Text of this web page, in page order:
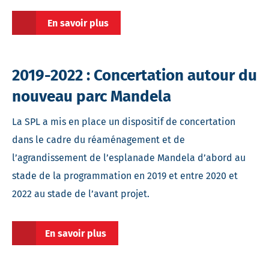
En savoir plus
2019-2022 : Concertation autour du
nouveau parc Mandela
La SPL a mis en place un dispositif de concertation
dans le cadre du réaménagement et de
l’agrandissement de l’esplanade Mandela d’abord au
stade de la programmation en 2019 et entre 2020 et
2022 au stade de l’avant projet.
En savoir plus